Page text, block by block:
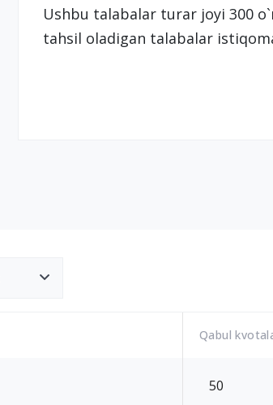
Ushbu talabalar turar joyi 300
tahsil oladigan talabalar
Qabul
50